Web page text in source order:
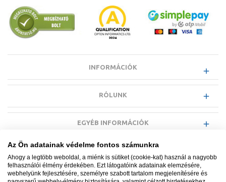
öntöttvas tagos radiátorok helyettesítésére pedig kiváló választást
kínálnak a modern tagos radiátorok, melyek korszerű megoldást
nyújtanak a hagyományos megjelenés megtartása mellett.
INFORMÁCIÓK
RÓLUNK
EGYÉB INFORMÁCIÓK
Az Ön adatainak védelme fontos számunkra
Ahogy a legtöbb weboldal, a miénk is sütiket (cookie-kat) használ a nagyobb
felhasználói élmény érdekében. Ezt látogatóink adatainak elemzésére,
webhelyünk fejlesztésére, személyre szabott tartalom megjelenítésére és